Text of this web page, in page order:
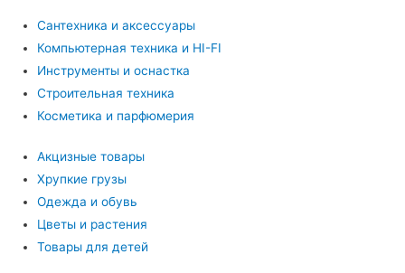
Сантехника и аксессуары
Компьютерная техника и HI-FI
Инструменты и оснастка
Строительная техника
Косметика и парфюмерия
Акцизные товары
Хрупкие грузы
Одежда и обувь
Цветы и растения
Товары для детей